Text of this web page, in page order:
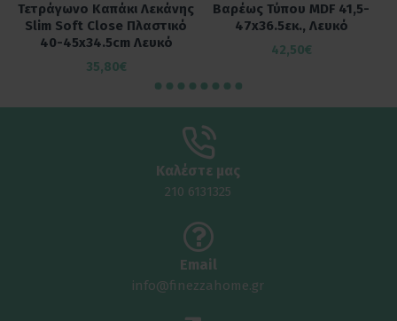
Τετράγωνο Καπάκι Λεκάνης
Slim Soft Close Πλαστικό
40-45x34.5cm Λευκό
35,80€
Bαρέως Τύπου MDF 41,5-
47x36.5εκ., Λευκό
42,50€
Καλέστε μας
210 6131325
Email
info@finezzahome.gr